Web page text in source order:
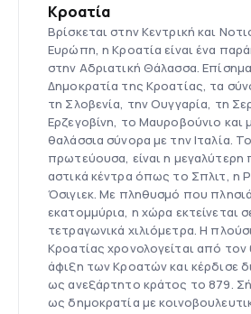
Κροατία
Βρίσκεται στην Κεντρική και
Ευρώπη, η Κροατία είναι ένα
στην Αδριατική Θάλασσα.
Δημοκρατία της Κροατίας, τα
τη Σλοβενία, την Ουγγαρία, τη
Ερζεγοβίνη, το Μαυροβούνιο και
θαλάσσια σύνορα με την Ιταλία.
πρωτεύουσα, είναι η μεγαλύτερη
αστικά κέντρα όπως το Σπλιτ, η
Όσιγιεκ. Με πληθυσμό που
εκατομμύρια, η χώρα εκτείνεται
τετραγωνικά χιλιόμετρα. Η
Κροατίας χρονολογείται από
άφιξη των Κροατών και κέρδισε
ως ανεξάρτητο κράτος το 879.
ως δημοκρατία με